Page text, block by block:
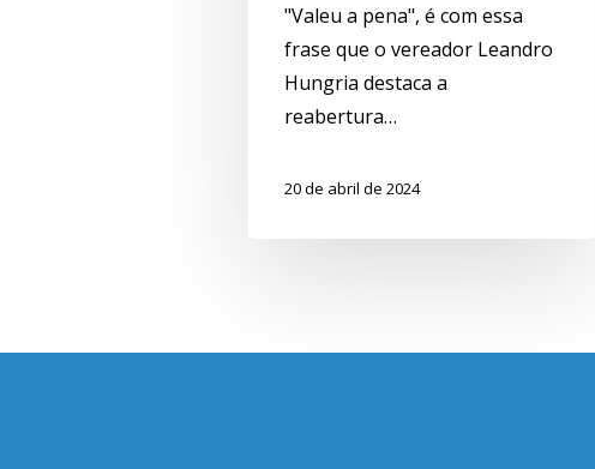
"Valeu a pena", é com essa
frase que o vereador Leandro
Hungria destaca a
reabertura…
20 de abril de 2024